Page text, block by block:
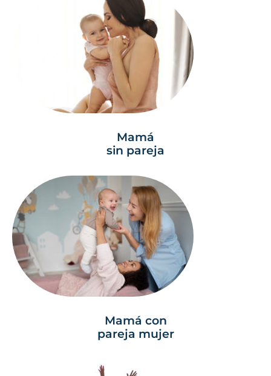
Mamá
sin pareja
Mamá con
pareja mujer